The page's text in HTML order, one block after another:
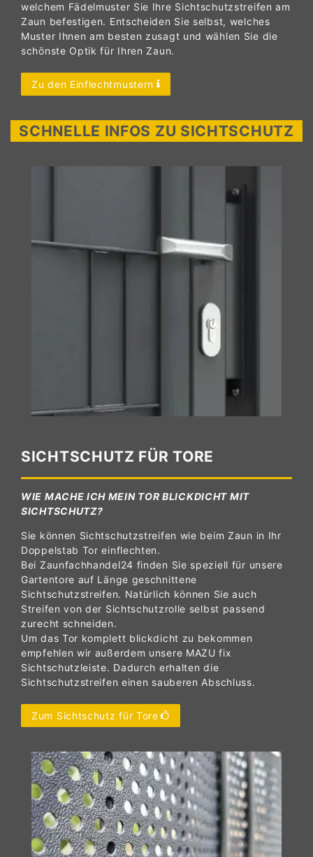
welchem Fädelmuster Sie Ihre Sichtschutzstreifen am
Zaun befestigen. Entscheiden Sie selbst, welches
Muster Ihnen am besten zusagt und wählen Sie die
schönste Optik für Ihren Zaun.
Zu den Einflechtmustern
SCHNELLE INFOS ZU SICHTSCHUTZ
SICHTSCHUTZ FÜR TORE
WIE MACHE ICH MEIN TOR BLICKDICHT MIT
SICHTSCHUTZ?
Sie können Sichtschutzstreifen wie beim Zaun in Ihr
Doppelstab Tor einflechten.
Bei Zaunfachhandel24 finden Sie speziell für unsere
Gartentore auf Länge geschnittene
Sichtschutzstreifen. Natürlich können Sie auch
Streifen von der Sichtschutzrolle selbst passend
zurecht schneiden.
Um das Tor komplett blickdicht zu bekommen
empfehlen wir außerdem unsere MAZU fix
Sichtschutzleiste. Dadurch erhalten die
Sichtschutzstreifen einen sauberen Abschluss.
Zum Sichtschutz für Tore